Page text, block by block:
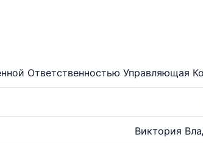
Ответственностью Управляющая
Виктория